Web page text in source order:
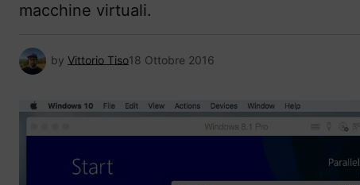
macchine virtuali.
by Vittorio Tiso18 Ottobre 2016